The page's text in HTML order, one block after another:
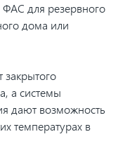
ФАС для резервного
дома или
а системы
дают возможность
температурах в